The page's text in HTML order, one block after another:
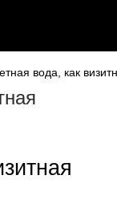
вода, как